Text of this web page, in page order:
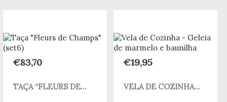
€83,70
TAÇA “FLEURS DE...
€19,95
VELA DE COZINHA...